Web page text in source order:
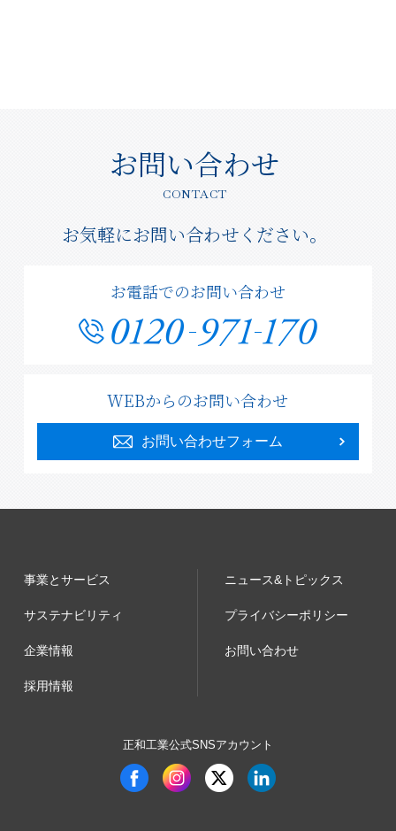
お問い合わせ
CONTACT
お気軽にお問い合わせください。
お電話でのお問い合わせ
WEBからのお問い合わせ
お問い合わせフォーム
事業とサービス ニュース&トピックス
サステナビリティ プライバシーポリシー
企業情報 お問い合わせ
採用情報
正和工業公式SNSアカウント